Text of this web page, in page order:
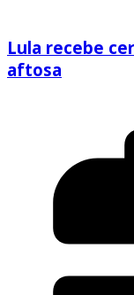
Lula recebe
aftosa